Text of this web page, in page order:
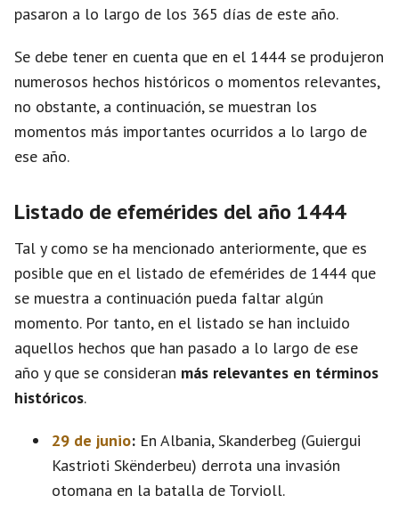
pasaron a lo largo de los 365 días de este año.
Se debe tener en cuenta que en el 1444 se produjeron
numerosos hechos históricos o momentos relevantes,
no obstante, a continuación, se muestran los
momentos más importantes ocurridos a lo largo de
ese año.
Listado de efemérides del año 1444
Tal y como se ha mencionado anteriormente, que es
posible que en el listado de efemérides de 1444 que
se muestra a continuación pueda faltar algún
momento. Por tanto, en el listado se han incluido
aquellos hechos que han pasado a lo largo de ese
año y que se consideran más relevantes en términos
históricos.
29 de junio: En Albania, Skanderbeg (Guiergui
Kastrioti Skënderbeu) derrota una invasión
otomana en la batalla de Torvioll.